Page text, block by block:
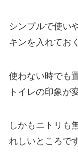
シンプルで使い
キンを入れてお
使わない時でも
トイレの印象が
しかもニトリも
れしいところで